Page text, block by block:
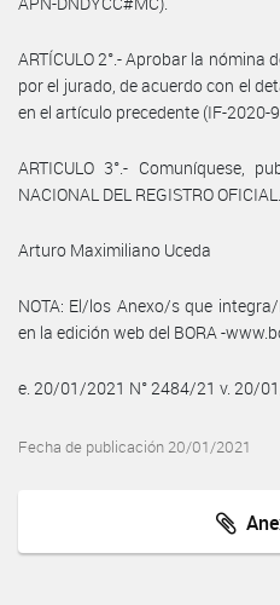
ARTÍCULO 2°.- Aprobar la
por el jurado, de acuerdo con el
en el artículo precedente (IF-2020-
ARTICULO 3°.- Comuníquese,
NACIONAL DEL REGISTRO
Arturo Maximiliano Uceda
NOTA: El/los Anexo/s que
en la edición web del BORA -
e. 20/01/2021 N° 2484/21 v. 20/
Fecha de publicación 20/01/2021